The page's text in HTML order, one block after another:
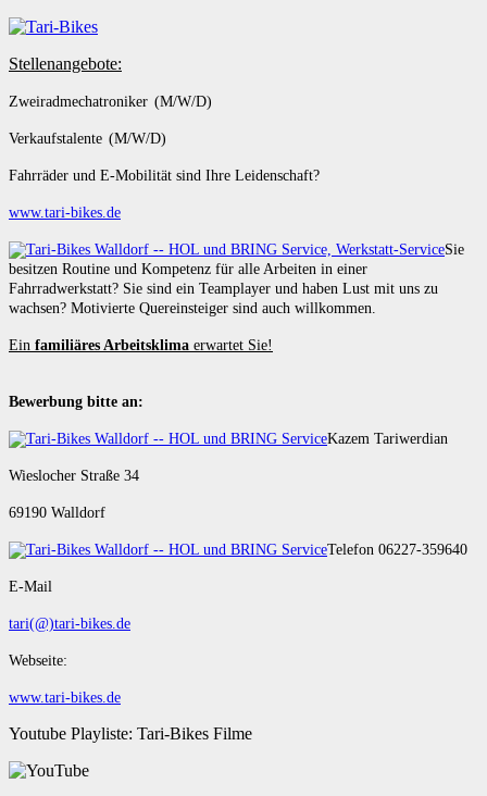
Stellenangebote:
Zweiradmechatroniker (M/W/D)
Verkaufstalente (M/W/D)
Fahrräder und E-Mobilität sind Ihre Leidenschaft?
www.tari-bikes.de
Sie
besitzen Routine und Kompetenz für alle Arbeiten in einer
Fahrradwerkstatt? Sie sind ein Teamplayer und haben Lust mit uns zu
wachsen? Motivierte Quereinsteiger sind auch willkommen.
Ein familiäres Arbeitsklima erwartet Sie!
Bewerbung bitte an:
Kazem Tariwerdian
Wieslocher Straße 34
69190 Walldorf
Telefon 06227-359640
E-Mail
tari(@)tari-bikes.de
Webseite:
www.tari-bikes.de
Youtube Playliste: Tari-Bikes Filme